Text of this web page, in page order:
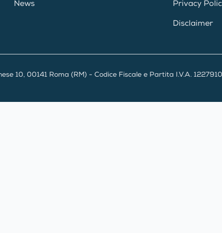
News Privacy
Disclaimer
10, 00141 Roma (RM) - Codice Fiscale e Partita I.V.A.